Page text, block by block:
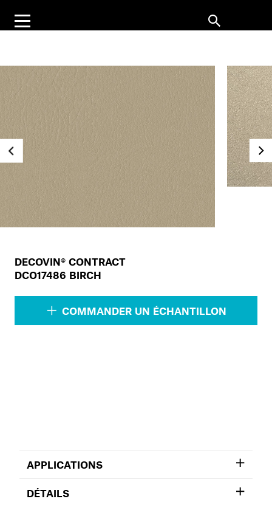
DECOVIN® CONTRACT
DCO17486 BIRCH
COMMANDER UN ÉCHANTILLON
APPLICATIONS
DÉTAILS